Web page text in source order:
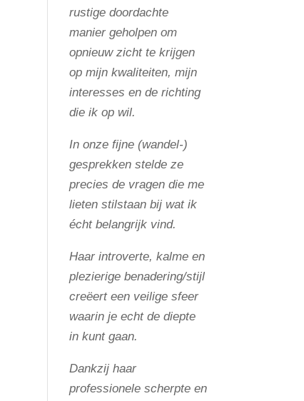
rustige doordachte
manier geholpen om
opnieuw zicht te krijgen
op mijn kwaliteiten, mijn
interesses en de richting
die ik op wil.
In onze fijne (wandel-)
gesprekken stelde ze
precies de vragen die me
lieten stilstaan bij wat ik
écht belangrijk vind.
Haar introverte, kalme en
plezierige benadering/stijl
creëert een veilige sfeer
waarin je echt de diepte
in kunt gaan.
Dankzij haar
professionele scherpte en